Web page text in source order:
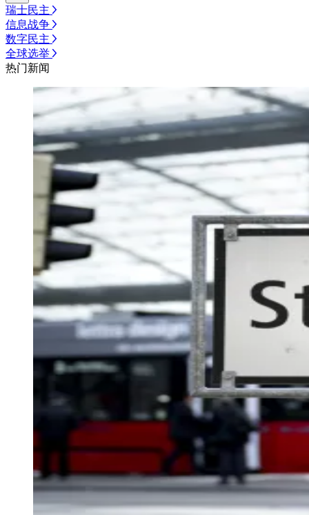
瑞士民主
信息战争
数字民主
全球选举
热门新闻